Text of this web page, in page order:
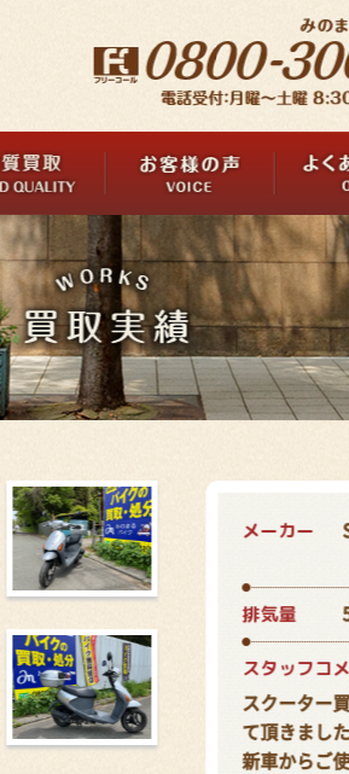
メーカー
排気量
スタッフコ
スクーター
て頂きました
新車からご